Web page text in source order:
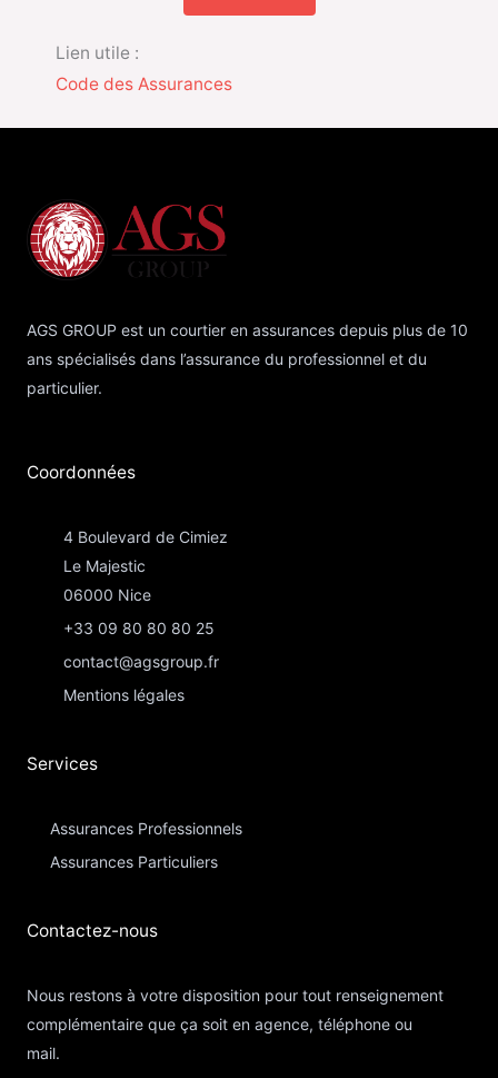
Lien utile :
Code des Assurances
AGS GROUP est un courtier en assurances depuis plus de 10
ans spécialisés dans l’assurance du professionnel et du
particulier.
Coordonnées​
4 Boulevard de Cimiez
Le Majestic
06000 Nice
+33 09 80 80 80 25
contact@agsgroup.fr
Mentions légales
Services
Assurances Professionnels
Assurances Particuliers​
Contactez-nous​
Nous restons à votre disposition pour tout renseignement
complémentaire que ça soit en agence, téléphone ou
mail.